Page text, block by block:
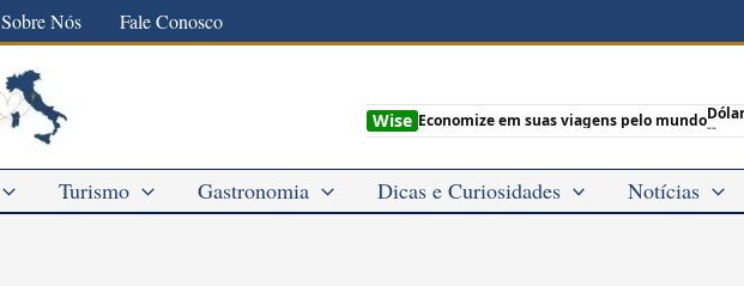
Sobre Nós Fale Conosco
Wise Economize em suas viagens pelo mundoDólar
--
Turismo Gastronomia Dicas e Curiosidades Notícias